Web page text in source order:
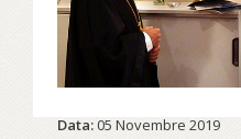
Leggi l'articolo su
Data:05 Novembre 2019